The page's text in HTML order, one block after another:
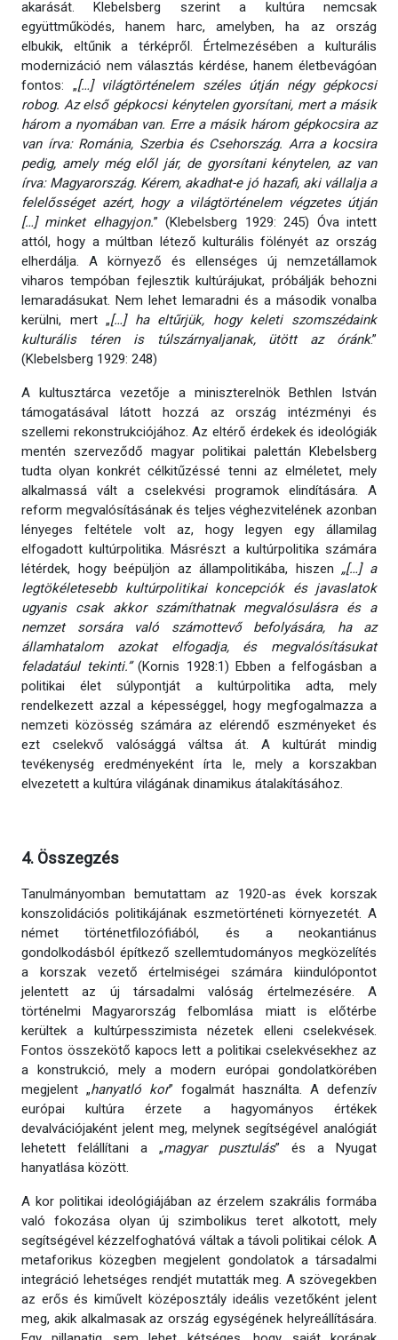
akarását. Klebelsberg szerint a kultúra nemcsak
együttműködés, hanem harc, amelyben, ha az ország
elbukik, eltűnik a térképről. Értelmezésében a kulturális
modernizáció nem választás kérdése, hanem életbevágóan
fontos: „[…] világtörténelem széles útján négy gépkocsi
robog. Az első gépkocsi kénytelen gyorsítani, mert a másik
három a nyomában van. Erre a másik három gépkocsira az
van írva: Románia, Szerbia és Csehország. Arra a kocsira
pedig, amely még elől jár, de gyorsítani kénytelen, az van
írva: Magyarország. Kérem, akadhat-e jó hazafi, aki vállalja a
felelősséget azért, hogy a világtörténelem végzetes útján
[…] minket elhagyjon.” (Klebelsberg 1929: 245) Óva intett
attól, hogy a múltban létező kulturális fölényét az ország
elherdálja. A környező és ellenséges új nemzetállamok
viharos tempóban fejlesztik kultúrájukat, próbálják behozni
lemaradásukat. Nem lehet lemaradni és a második vonalba
kerülni, mert „[…] ha eltűrjük, hogy keleti szomszédaink
kulturális téren is túlszárnyaljanak, ütött az óránk.”
(Klebelsberg 1929: 248)
A kultusztárca vezetője a miniszterelnök Bethlen István
támogatásával látott hozzá az ország intézményi és
szellemi rekonstrukciójához. Az eltérő érdekek és ideológiák
mentén szerveződő magyar politikai palettán Klebelsberg
tudta olyan konkrét célkitűzéssé tenni az elméletet, mely
alkalmassá vált a cselekvési programok elindítására. A
reform megvalósításának és teljes véghezvitelének azonban
lényeges feltétele volt az, hogy legyen egy államilag
elfogadott kultúrpolitika. Másrészt a kultúrpolitika számára
létérdek, hogy beépüljön az állampolitikába, hiszen „[…] a
legtökéletesebb kultúrpolitikai koncepciók és javaslatok
ugyanis csak akkor számíthatnak megvalósulásra és a
nemzet sorsára való számottevő befolyására, ha az
államhatalom azokat elfogadja, és megvalósításukat
feladatául tekinti.”(Kornis 1928:1) Ebben a felfogásban a
politikai élet súlypontját a kultúrpolitika adta, mely
rendelkezett azzal a képességgel, hogy megfogalmazza a
nemzeti közösség számára az elérendő eszményeket és
ezt cselekvő valósággá váltsa át. A kultúrát mindig
tevékenység eredményeként írta le, mely a korszakban
elvezetett a kultúra világának dinamikus átalakításához.
4. Összegzés
Tanulmányomban bemutattam az 1920-as évek korszak
konszolidációs politikájának eszmetörténeti környezetét. A
német történetfilozófiából, és a neokantiánus
gondolkodásból építkező szellemtudományos megközelítés
a korszak vezető értelmiségei számára kiindulópontot
jelentett az új társadalmi valóság értelmezésére. A
történelmi Magyarország felbomlása miatt is előtérbe
kerültek a kultúrpesszimista nézetek elleni cselekvések.
Fontos összekötő kapocs lett a politikai cselekvésekhez az
a konstrukció, mely a modern európai gondolatkörében
megjelent „hanyatló kor” fogalmát használta. A defenzív
európai kultúra érzete a hagyományos értékek
devalvációjaként jelent meg, melynek segítségével analógiát
lehetett felállítani a „magyar pusztulás” és a Nyugat
hanyatlása között.
A kor politikai ideológiájában az érzelem szakrális formába
való fokozása olyan új szimbolikus teret alkotott, mely
segítségével kézzelfoghatóvá váltak a távoli politikai célok. A
metaforikus közegben megjelent gondolatok a társadalmi
integráció lehetséges rendjét mutatták meg. A szövegekben
az erős és kiművelt középosztály ideális vezetőként jelent
meg, akik alkalmasak az ország egységének helyreállítására.